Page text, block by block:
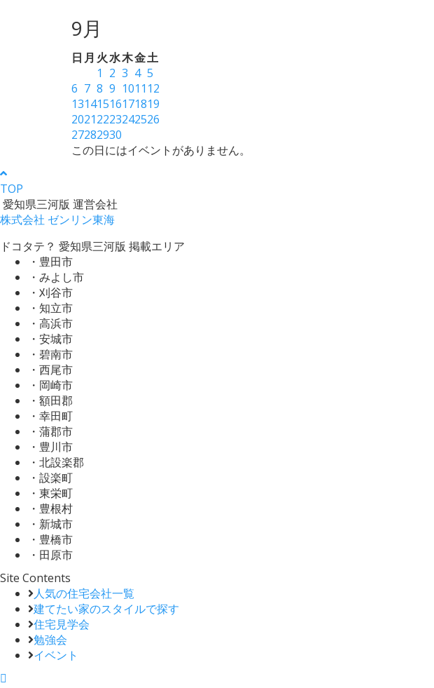
9月
日 月 火水木金土
1 2 3 4 5
6 7 8 9 1011 12
13141516171819
20212223242526
27282930
この日にはイベントがありません。
TOP
愛知県三河版 運営会社
株式会社 ゼンリン東海
ドコタテ？ 愛知県三河版 掲載エリア
・豊田市
・みよし市
・刈谷市
・知立市
・高浜市
・安城市
・碧南市
・西尾市
・岡崎市
・額田郡
・幸田町
・蒲郡市
・豊川市
・北設楽郡
・設楽町
・東栄町
・豊根村
・新城市
・豊橋市
・田原市
Site Contents
人気の住宅会社一覧
建てたい家のスタイルで探す
住宅見学会
勉強会
イベント